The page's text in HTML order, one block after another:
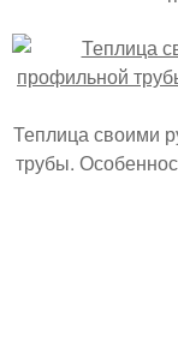
Теплица своими
трубы.